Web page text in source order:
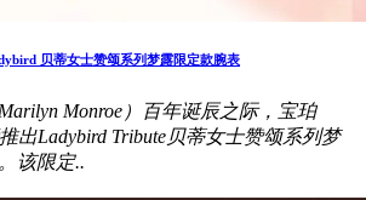
贝蒂女士赞颂系列梦露限定款腕表
Monroe）百年诞辰之际，宝珀
出Ladybird Tribute贝蒂女士赞颂系列梦
该限定..